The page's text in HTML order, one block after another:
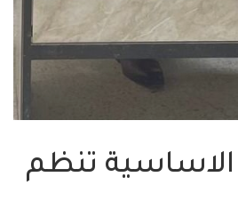
الاساسية تنظم